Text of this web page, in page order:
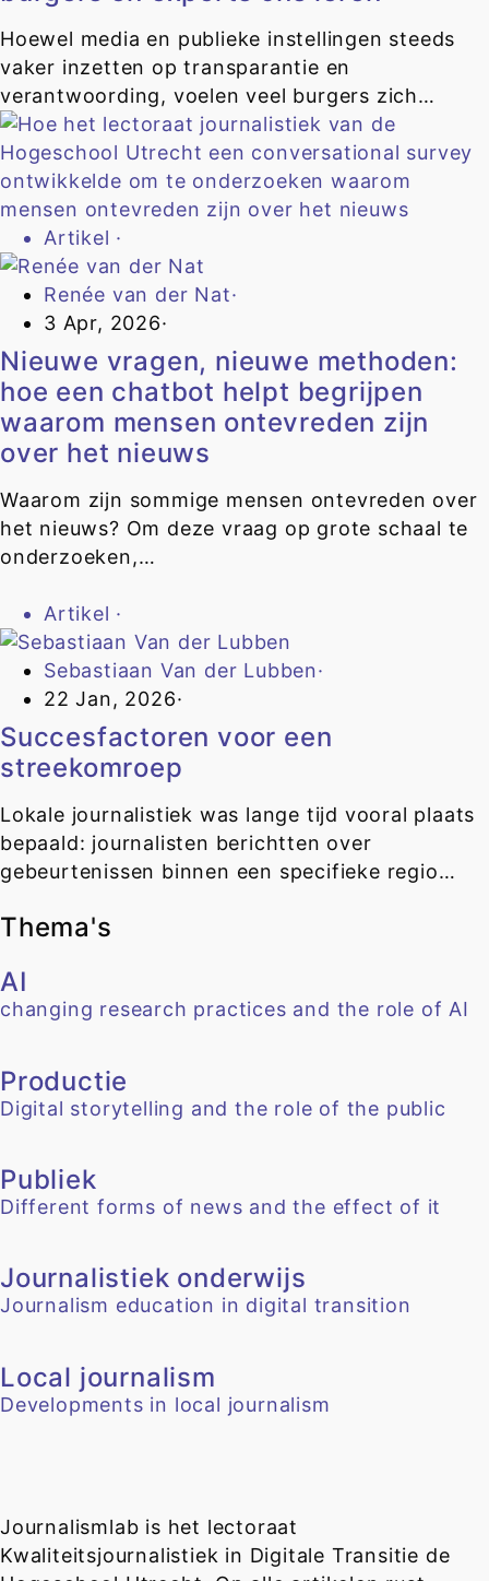
Hoewel media en publieke instellingen steeds
vaker inzetten op transparantie en
verantwoording, voelen veel burgers zich…
Artikel ·
Renée van der Nat·
3 Apr, 2026·
Nieuwe vragen, nieuwe methoden:
hoe een chatbot helpt begrijpen
waarom mensen ontevreden zijn
over het nieuws
Waarom zijn sommige mensen ontevreden over
het nieuws? Om deze vraag op grote schaal te
onderzoeken,…
Artikel ·
Sebastiaan Van der Lubben·
22 Jan, 2026·
Succesfactoren voor een
streekomroep
Lokale journalistiek was lange tijd vooral plaats
bepaald: journalisten berichtten over
gebeurtenissen binnen een specifieke regio…
Thema's
AI
changing research practices and the role of AI
Productie
Digital storytelling and the role of the public
Publiek
Different forms of news and the effect of it
Journalistiek onderwijs
Journalism education in digital transition
Local journalism
Developments in local journalism
Journalismlab is het lectoraat
Kwaliteitsjournalistiek in Digitale Transitie de